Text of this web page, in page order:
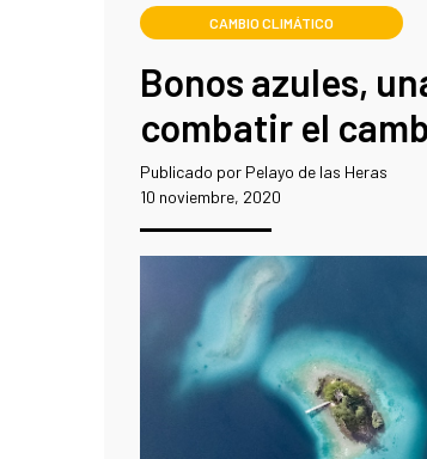
CAMBIO CLIMÁTICO
Bonos azules,
combatir el
Publicado por Pelayo de las Heras
10 noviembre, 2020